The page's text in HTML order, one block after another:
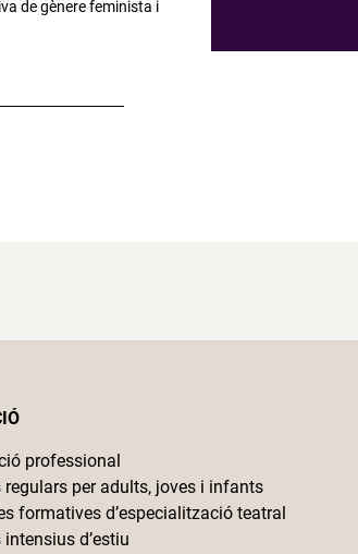
de gènere feminista i
professional
regulars per adults, joves i infants
formatives d’especialització teatral
intensius d’estiu